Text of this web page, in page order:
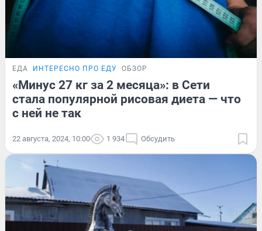
ЕДА ИНТЕРЕСНО ПРО ЕДУ ОБЗОР
«Минус 27 кг за 2 месяца»: в Сети
стала популярной рисовая диета — что
с ней не так
22 августа, 2024, 10:00 1 934 Обсудить